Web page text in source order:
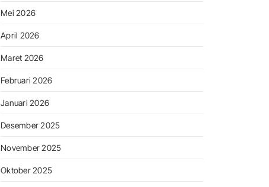
Mei 2026
April 2026
Maret 2026
Februari 2026
Januari 2026
Desember 2025
November 2025
Oktober 2025